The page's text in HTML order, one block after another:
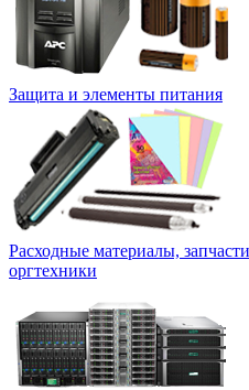
Защита и элементы питания
Расходные материалы,
оргтехники